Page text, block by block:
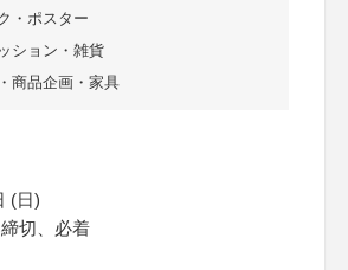
・ポスター
ション・雑貨
商品企画・家具
(日)
切、必着